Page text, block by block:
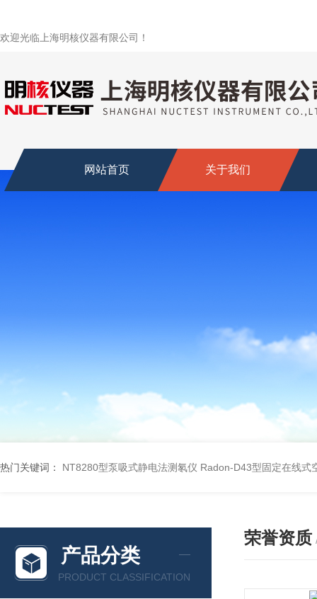
欢迎光临上海明核仪器有限公司！
网站首页 关于我们
热门关键词： NT8280型泵吸式静电法测氡仪 Radon-D43型固定在线式
产品分类
PRODUCT CLASSIFICATION
荣誉资质